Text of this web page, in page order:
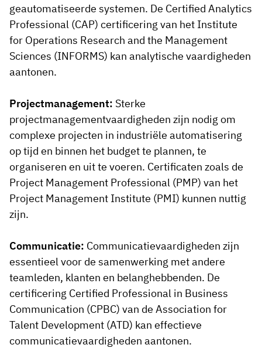
geautomatiseerde systemen. De Certified Analytics
Professional (CAP) certificering van het Institute
for Operations Research and the Management
Sciences (INFORMS) kan analytische vaardigheden
aantonen.
Projectmanagement: Sterke
projectmanagementvaardigheden zijn nodig om
complexe projecten in industriële automatisering
op tijd en binnen het budget te plannen, te
organiseren en uit te voeren. Certificaten zoals de
Project Management Professional (PMP) van het
Project Management Institute (PMI) kunnen nuttig
zijn.
Communicatie: Communicatievaardigheden zijn
essentieel voor de samenwerking met andere
teamleden, klanten en belanghebbenden. De
certificering Certified Professional in Business
Communication (CPBC) van de Association for
Talent Development (ATD) kan effectieve
communicatievaardigheden aantonen.